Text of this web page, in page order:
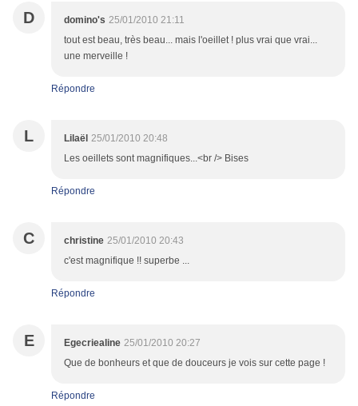
D domino's 25/01/2010 21:11
tout est beau, très beau... mais l'oeillet ! plus vrai que vrai...
une merveille !
Répondre
L Lilaël 25/01/2010 20:48
Les oeillets sont magnifiques...<br /> Bises
Répondre
C christine 25/01/2010 20:43
c'est magnifique !! superbe ...
Répondre
E Egecriealine 25/01/2010 20:27
Que de bonheurs et que de douceurs je vois sur cette page !
Répondre